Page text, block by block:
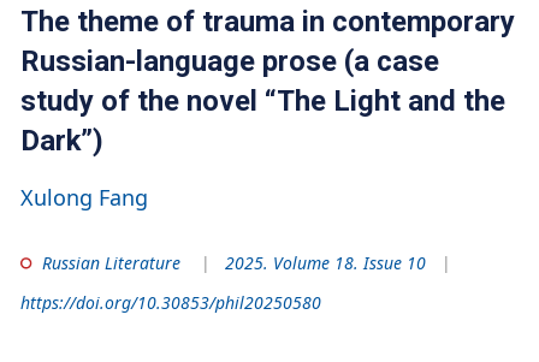
The theme of trauma in contemporary
Russian-language prose (a case
study of the novel “The Light and the
Dark”)
Xulong Fang
Russian Literature
2025. Volume 18. Issue 10
https://doi.org/10.30853/phil20250580